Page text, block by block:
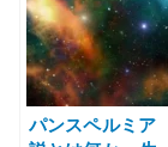
パンスペルミア